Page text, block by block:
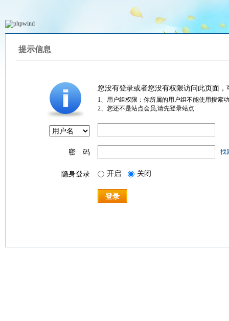
提示信息
您没有登录或者您没有权限访问此页面
1、用户组权限：你所属的用户组不能使用搜索
2、您还不是站点会员,请先登录站点
密 码 找
隐身登录 开启 关闭
登录